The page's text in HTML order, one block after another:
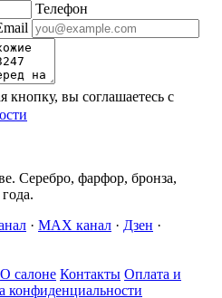
Телефон
кнопку, вы соглашаетесь с
Серебро, фарфор, бронза,
· MAX канал · Дзен ·
О салоне Контакты Оплата и
конфиденциальности